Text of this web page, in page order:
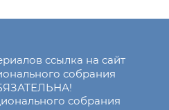
ссылка на сайт
собрания
собрания